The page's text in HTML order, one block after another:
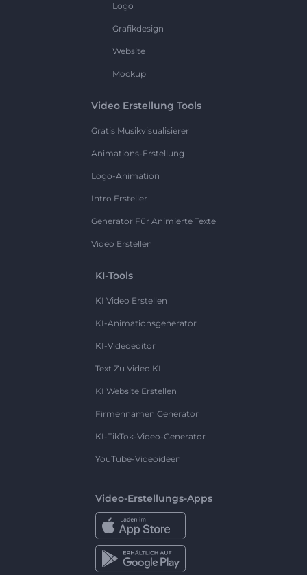
Logo
Grafikdesign
Website
Mockup
Video Erstellung Tools
Gratis Musikvisualisierer
Animations-Erstellung
Logo-Animation
Intro Ersteller
Generator Für Animierte Texte
Video Erstellen
KI-Tools
KI Video Erstellen
KI-Animationsgenerator
KI-Videoeditor
Text Zu Video KI
KI Website Erstellen
Firmennamen Generator
KI-TikTok-Video-Generator
YouTube-Videoideen
Video-Erstellungs-Apps